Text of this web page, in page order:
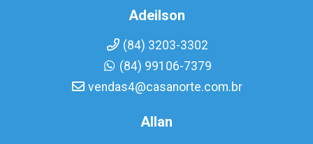
Adeilson
(84) 3203-3302
(84) 99106-7379
vendas4@casanorte.com.br
Allan